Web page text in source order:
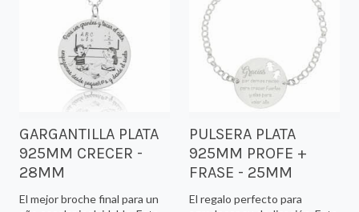
GARGANTILLA PLATA
925MM CRECER -
28MM
El mejor broche final para un
PULSERA PLATA
925MM PROFE +
FRASE - 25MM
El regalo perfecto para